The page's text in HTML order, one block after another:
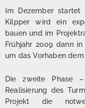
Im Dezember
Kilpper wird ein
bauen und im
Frühjahr 2009 dann
um das Vorhaben
Die zweite Phase
Realisierung des
Projekt die